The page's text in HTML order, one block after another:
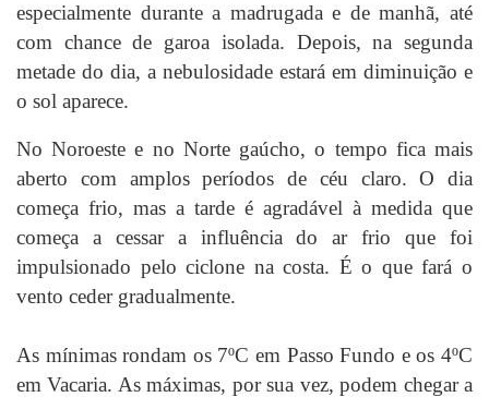
especialmente durante a madrugada e de manhã, até
com chance de garoa isolada. Depois, na segunda
metade do dia, a nebulosidade estará em diminuição e
o sol aparece.
No Noroeste e no Norte gaúcho, o tempo fica mais
aberto com amplos períodos de céu claro. O dia
começa frio, mas a tarde é agradável à medida que
começa a cessar a influência do ar frio que foi
impulsionado pelo ciclone na costa. É o que fará o
vento ceder gradualmente.
As mínimas rondam os 7ºC em Passo Fundo e os 4ºC
em Vacaria. As máximas, por sua vez, podem chegar a